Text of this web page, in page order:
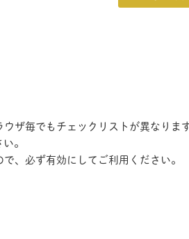
ザ毎でもチェックリストが異なります
。
、必ず有効にしてご利用ください。